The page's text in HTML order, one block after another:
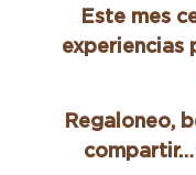
Este mes
experiencias
Regaloneo,
compartir…